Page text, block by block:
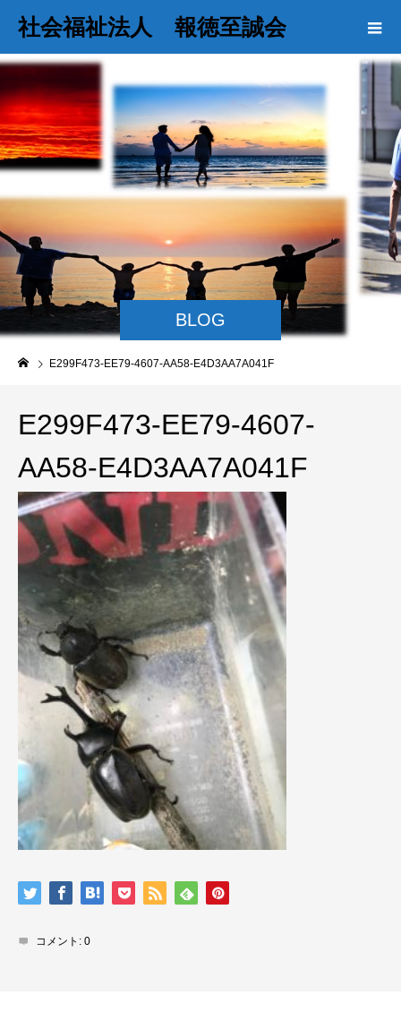
社会福祉法人 報徳至誠会
BLOG
E299F473-EE79-4607-AA58-E4D3AA7A041F
E299F473-EE79-4607-
AA58-E4D3AA7A041F
コメント: 0